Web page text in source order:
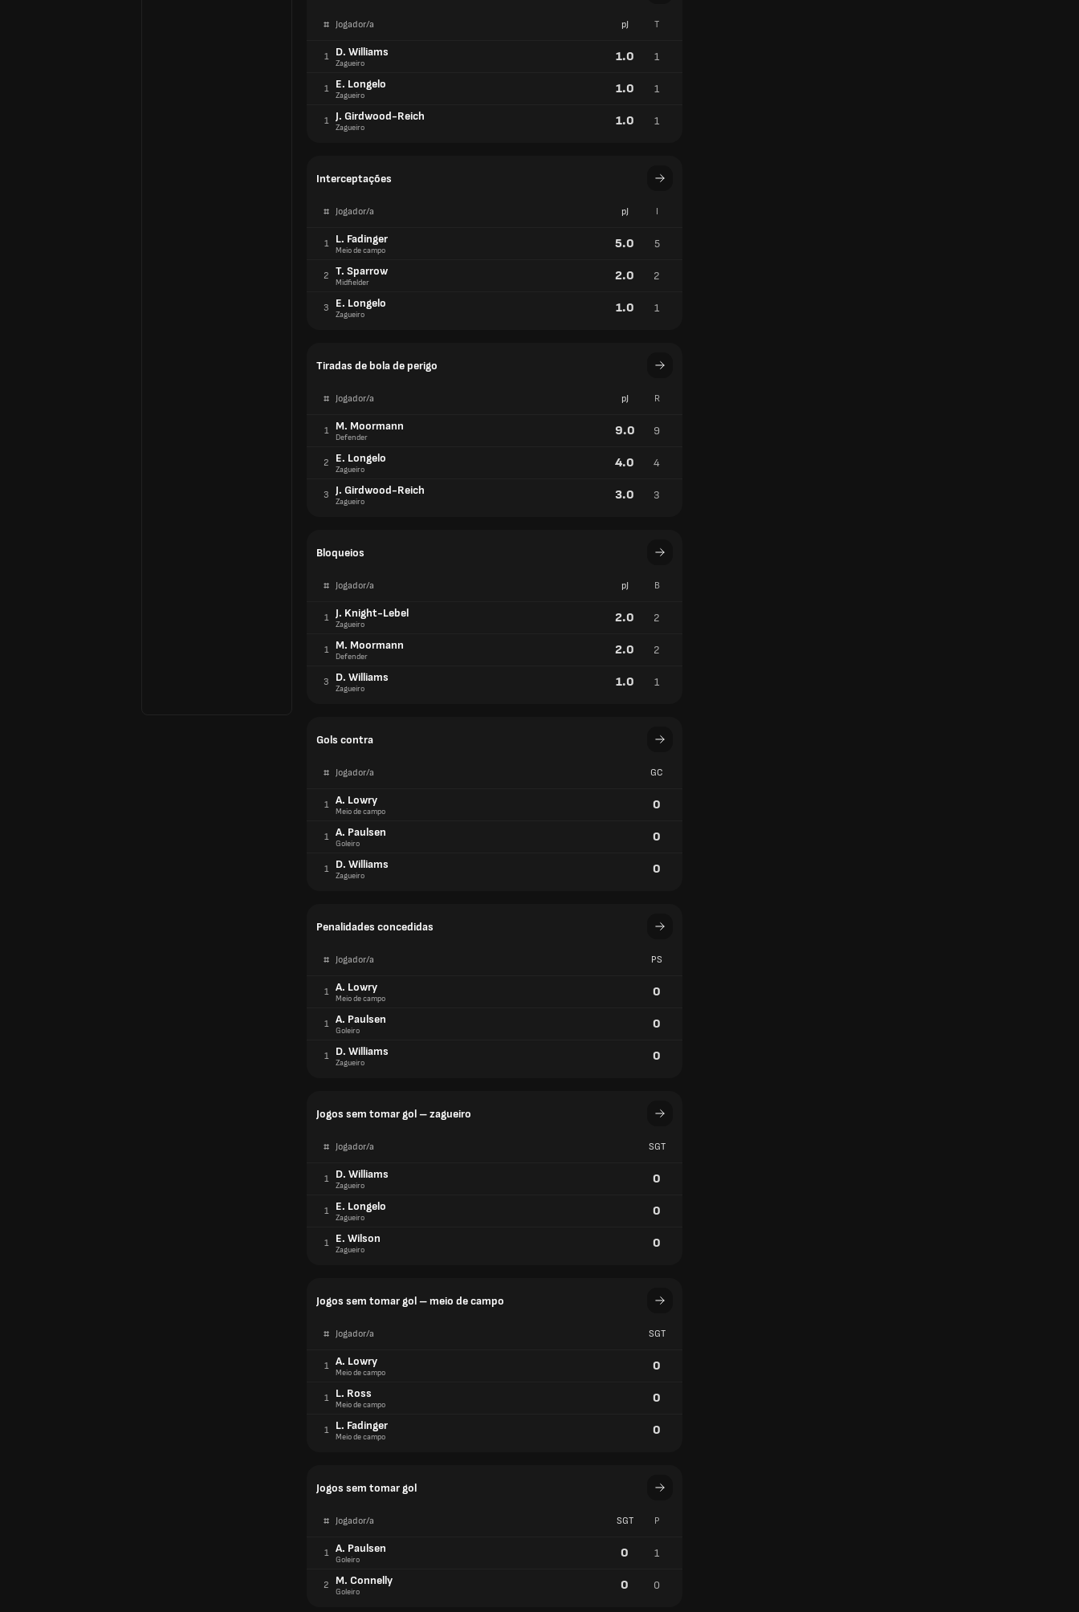
# Jogador/a pJ T
1 D. Williams
Zagueiro 1.0 1
1 E. Longelo
Zagueiro 1.0 1
1 J. Girdwood-Reich
Zagueiro 1.0 1
Interceptações
# Jogador/a pJ I
1 L. Fadinger
Meio de campo 5.0 5
2 T. Sparrow
Midfielder 2.0 2
3 E. Longelo
Zagueiro 1.0 1
Tiradas de bola de perigo
# Jogador/a pJ R
1 M. Moormann
Defender 9.0 9
2 E. Longelo
Zagueiro 4.0 4
3 J. Girdwood-Reich
Zagueiro 3.0 3
Bloqueios
# Jogador/a pJ B
1 J. Knight-Lebel
Zagueiro 2.0 2
1 M. Moormann
Defender 2.0 2
3 D. Williams
Zagueiro 1.0 1
Gols contra
# Jogador/a GC
1 A. Lowry
Meio de campo 0
1 A. Paulsen
Goleiro 0
1 D. Williams
Zagueiro 0
Penalidades concedidas
# Jogador/a PS
1 A. Lowry
Meio de campo 0
1 A. Paulsen
Goleiro 0
1 D. Williams
Zagueiro 0
Jogos sem tomar gol – zagueiro
# Jogador/a SGT
1 D. Williams
Zagueiro 0
1 E. Longelo
Zagueiro 0
1 E. Wilson
Zagueiro 0
Jogos sem tomar gol – meio de campo
# Jogador/a SGT
1 A. Lowry
Meio de campo 0
1 L. Ross
Meio de campo 0
1 L. Fadinger
Meio de campo 0
Jogos sem tomar gol
# Jogador/a SGT P
1 A. Paulsen
Goleiro 0 1
2 M. Connelly
Goleiro 0 0